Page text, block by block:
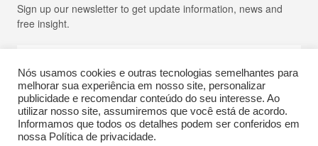
Sign up our newsletter to get update information, news and
free insight.
SIGN UP
Nós usamos cookies e outras tecnologias semelhantes para
melhorar sua experiência em nosso site, personalizar
publicidade e recomendar conteúdo do seu interesse. Ao
utilizar nosso site, assumiremos que você está de acordo.
Informamos que todos os detalhes podem ser conferidos em
nossa Política de privacidade.